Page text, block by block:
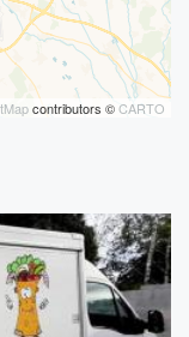
contributors ©CARTO